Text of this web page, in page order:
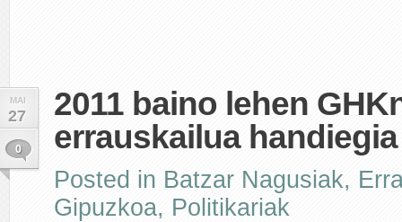
MAI
27
0
2011 baino lehen
errauskailua
Posted in Batzar Nagusiak,
Gipuzkoa, Politikariak